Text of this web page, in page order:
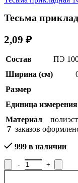
Тесьма
2,09 ₽
Состав
ПЭ
Ширина (см)
Размер
Единица измерения
Материал
7 заказов
999 в наличии
Количество товара